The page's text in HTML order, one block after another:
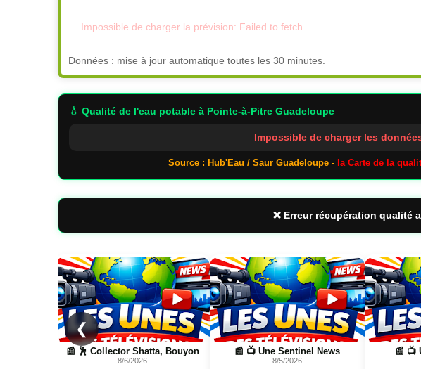
Impossible de charger la prévision: Failed to fetch
Données : mise à jour automatique toutes les 30 minutes.
💧 Qualité de l'eau potable à Pointe-à-Pitre Guadeloupe
Impossible de charger les
Source : Hub'Eau / Saur Guadeloupe - la Carte de la
❌ Erreur récupération qualité
❮
Page
📰 📺 Une Sentinel News
8/5/2026
Page
📰 📺 Une Marc Touati
8/5/2026
Page
📰 📺 Une